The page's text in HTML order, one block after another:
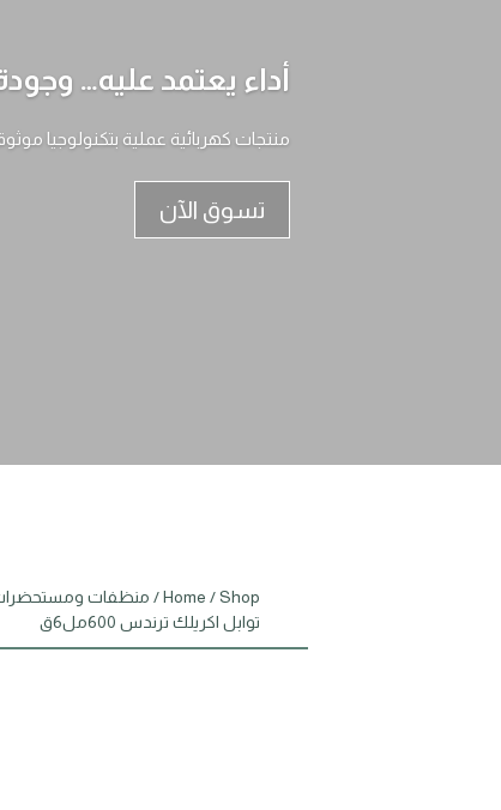
أداء يعتمد عليه…
منتجات كهربائية عملية بتكنولوجيا
تسوق الآن
Home /Shop
/ منظفات
توابل اكريلك ترندس 600مل6ق